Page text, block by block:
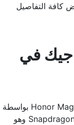
كافة التفاصيل
في
يأتي هاتف هونر ماجيك في Honor Magic V بواسطة
معالج من شركة كوالكوم وهو Snapdragon 8 Gen 1 وهو